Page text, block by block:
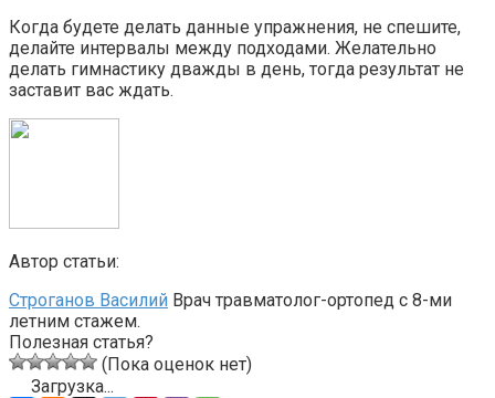
Когда будете делать данные упражнения, не спешите,
делайте интервалы между подходами. Желательно
делать гимнастику дважды в день, тогда результат не
заставит вас ждать.
Автор статьи:
Строганов Василий Врач травматолог-ортопед с 8-ми
летним стажем.
Полезная статья?
(Пока оценок нет)
Загрузка...